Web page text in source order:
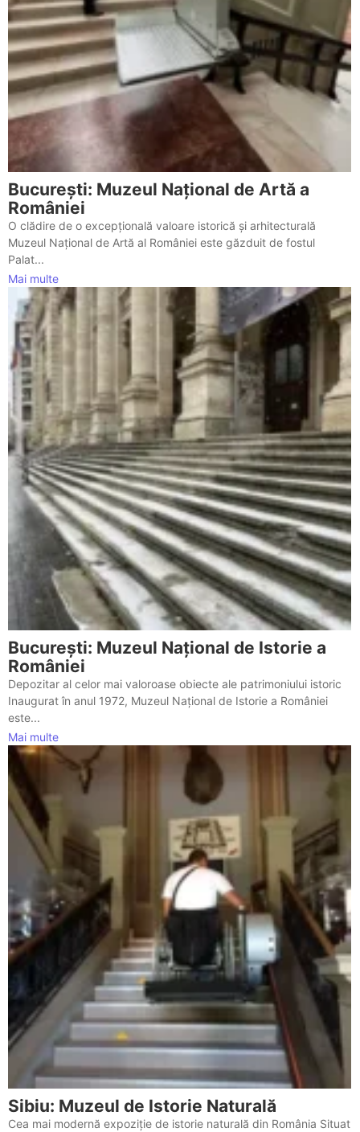
București: Muzeul Național de Artă a
României
O clădire de o excepțională valoare istorică și arhitecturală
Muzeul Național de Artă al României este găzduit de fostul
Palat...
Mai multe
București: Muzeul Național de Istorie a
României
Depozitar al celor mai valoroase obiecte ale patrimoniului istoric
Inaugurat în anul 1972, Muzeul Național de Istorie a României
este...
Mai multe
Sibiu: Muzeul de Istorie Naturală
Cea mai modernă expoziție de istorie naturală din România Situat